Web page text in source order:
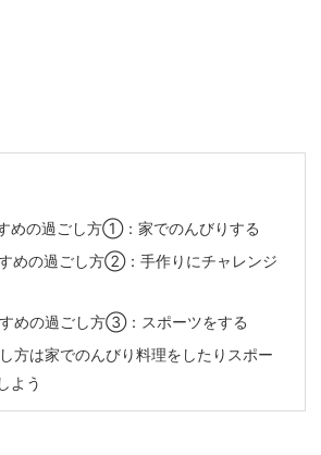
めの過ごし方①：家でのんびりする
めの過ごし方②：手作りにチャレンジ
めの過ごし方③：スポーツをする
方は家でのんびり料理をしたりスポー
よう